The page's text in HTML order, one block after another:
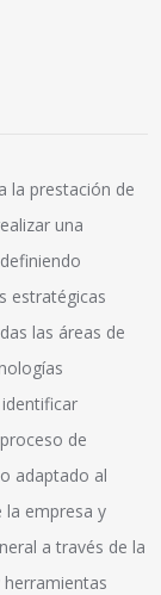
la prestación de
una
estratégicas
las áreas de
de
adaptado al
la empresa y
a través de la